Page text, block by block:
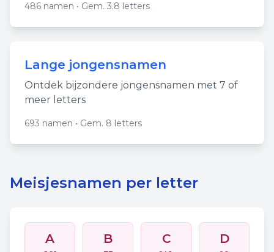
486 namen • Gem. 3.8 letters
Lange jongensnamen
Ontdek bijzondere jongensnamen met 7 of
meer letters
693 namen • Gem. 8 letters
Meisjesnamen per letter
A B C D